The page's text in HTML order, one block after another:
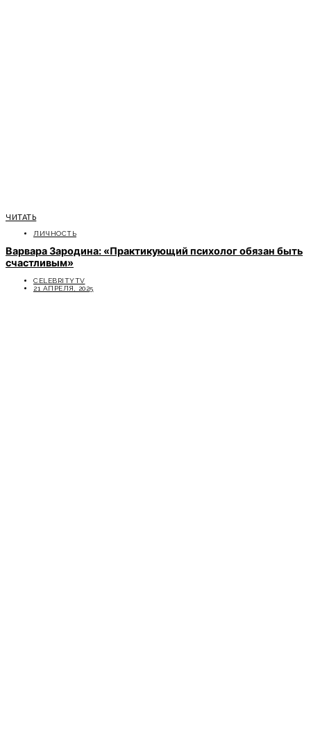
ЧИТАТЬ
ЛИЧНОСТЬ
Варвара Зародина: «Практикующий психолог обязан быть
счастливым»
CELEBRITYTV
21 АПРЕЛЯ, 2025